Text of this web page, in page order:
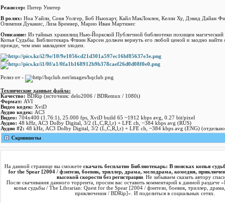
Режисcер: Питер Уинтер
В ролях: Ноа Уайли, Соня Уолгер, Боб Ньюхарт, Кайл МакЛоклен, Келли Ху, Дэвид Дайан
Олимпия Дукакис, Лиза Бреннер, Марио Иван Мартинес
Описание: Из тайных хранилищ Нью-Йоркской Публичной библиотеки похищен
Копья Судьбы. Библиотекарь Флинн Карсен должен вернуть его любой ценой и заодно найти
прежде, чем ими завладеют злодеи.
Релиз от -
Технические данные файла:
Качество: BDRip (источник: delo2006 / BDRemux / 1080i)
Формат: AVI
Видео кодек: XviD
Аудио кодек: AC3
Видео: 704x400 (1.76:1), 25.000 fps, XviD build 65 ~1912 kbps avg, 0.27 bit/pixel
Аудио: 48 kHz, AC3 Dolby Digital, 3/2 (L,C,R,l,r) + LFE ch, ~384 kbps avg (RUS)
Аудио #2: 48 kHz, AC3 Dolby Digital, 3/2 (L,C,R,l,r) + LFE ch, ~384 kbps avg (ENG)
Cкриншоты
На данной странице вы сможете скачать бесплатно Библиотекарь: В поисках копья
for the Spear [2004 / фэнтези, боевик, триллер, драма, мелодрама, комедия,
высокой скорости без регистрации. Не забываем сказать автору
После скачивания данного торрента, просим вас оставить комментарий к данной раздаче
копья судьбы / The Librarian: Quest for the Spear [2004 / фэнтези, боевик, триллер,
приключения / BDRip]». И поделиться в социальных сетях.